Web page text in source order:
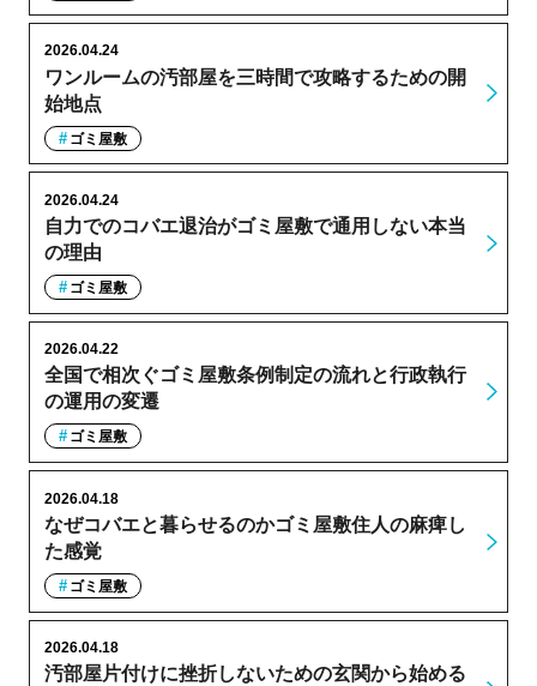
ワンルームの汚部屋を三時間で攻略するための開
始地点
2026.04.24
ゴミ屋敷
自力でのコバエ退治がゴミ屋敷で通用しない本当
の理由
2026.04.24
ゴミ屋敷
全国で相次ぐゴミ屋敷条例制定の流れと行政執行
の運用の変遷
2026.04.22
ゴミ屋敷
なぜコバエと暮らせるのかゴミ屋敷住人の麻痺し
た感覚
2026.04.18
ゴミ屋敷
汚部屋片付けに挫折しないための玄関から始める
2026.04.18